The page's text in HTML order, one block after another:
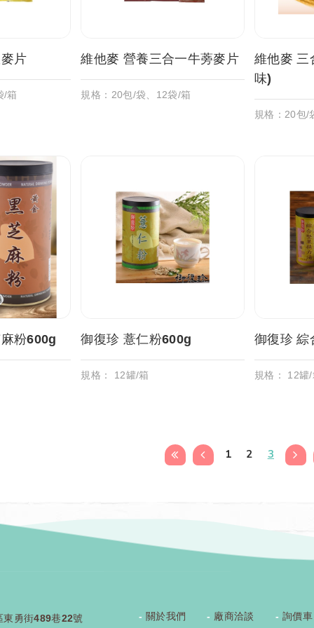
片
/箱
維他麥 營養三合一牛蒡麥片
規格：20包/袋、12袋/箱
維他麥 三
味)
規格：20包/
粉600g 御復珍 薏仁粉600g
規格： 12罐/箱
御
規格： 12罐
1 2 3
勇街489巷22號 關於我們 廠商洽談 詢價車